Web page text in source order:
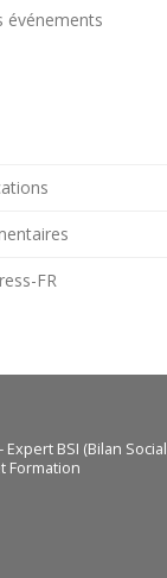
événements
FR
BSI (Bilan Social
Formation